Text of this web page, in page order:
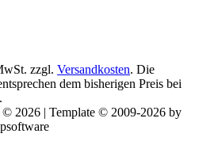
zzgl. Versandkosten. Die
dem bisherigen Preis bei
2026 | Template © 2009-2026 by